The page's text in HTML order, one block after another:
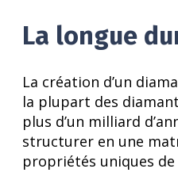
La longue
La création d’un
la plupart des
plus d’un milliard
structurer en une
propriétés uniques